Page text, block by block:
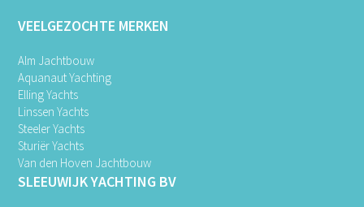
VEELGEZOCHTE MERKEN
Alm Jachtbouw
Aquanaut Yachting
Elling Yachts
Linssen Yachts
Steeler Yachts
Sturiër Yachts
Van den Hoven Jachtbouw
SLEEUWIJK YACHTING BV